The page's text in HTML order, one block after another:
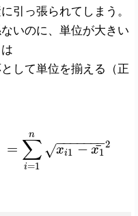
引っ張られてしまう。
いのに、単位が大きい
して単位を揃える（正
= ∑
i=1
n
xi1 − x1
¯
− −
−−−−−
√ 2